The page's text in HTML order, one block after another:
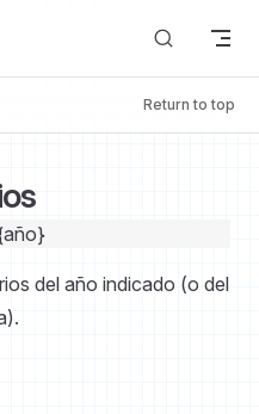
Return to top
del año indicado (o del